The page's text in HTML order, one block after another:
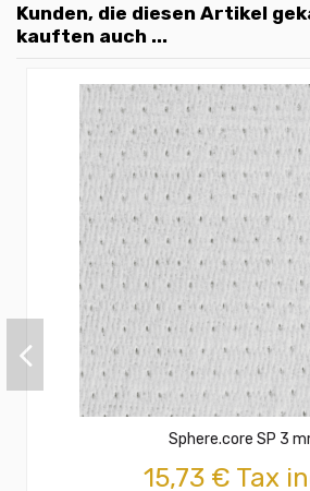
Kunden, die diesen Artikel
kauften auch ...
Sphere.core SP 3
15,73 € Tax